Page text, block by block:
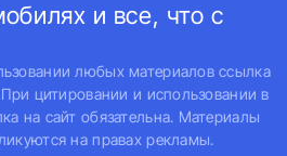
и все, что с
любых материалов ссылка
цитировании и использовании в
на сайт обязательна. Материалы
на правах рекламы.